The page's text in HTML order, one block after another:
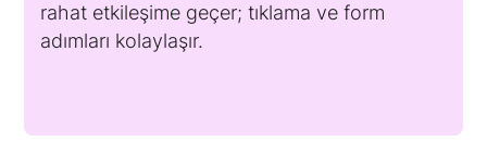
rahat etkileşime geçer; tıklama ve form
adımları kolaylaşır.